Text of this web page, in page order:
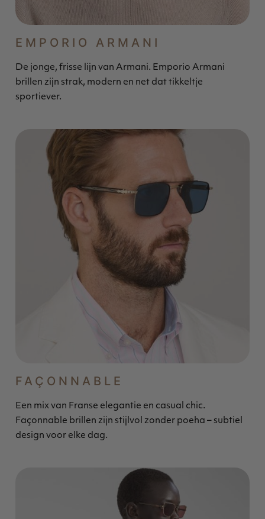
EMPORIO ARMANI
De jonge, frisse lijn van Armani. Emporio Armani
brillen zijn strak, modern en net dat tikkeltje
sportiever.
FAÇONNABLE
Een mix van Franse elegantie en casual chic.
Façonnable brillen zijn stijlvol zonder poeha – subtiel
design voor elke dag.